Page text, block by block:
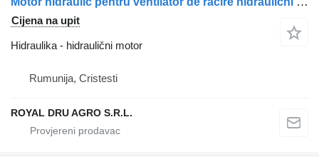
Cijena na upit
Hidraulika - hidraulični motor
Rumunija, Cristesti
ROYAL DRU AGRO S.R.L.